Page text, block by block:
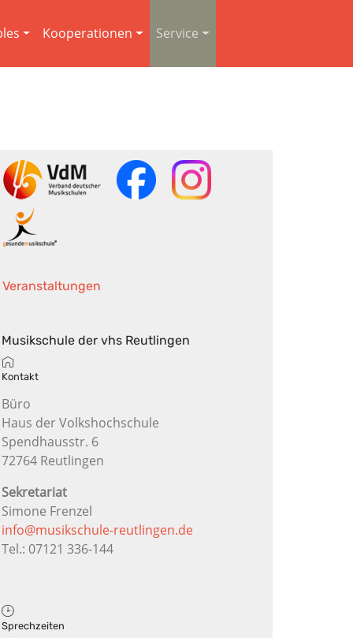
Kooperationen Service
Veranstaltungen
Musikschule der vhs Reutlingen
Kontakt
Büro
Haus der Volkshochschule
Spendhausstr. 6
72764 Reutlingen
Sekretariat
Simone Frenzel
info@musikschule-reutlingen.de
Tel.: 07121 336-144
Sprechzeiten